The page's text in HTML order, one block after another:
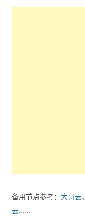
备用节点参考： 大哥云、
云……